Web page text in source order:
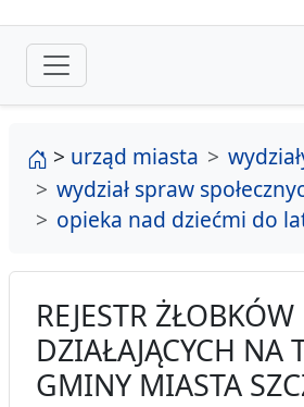
strona główna
> urząd miasta
wydział spraw
opieka nad dziećmi do
REJESTR ŻŁOBKÓW
DZIAŁAJĄCYCH NA
GMINY MIASTA